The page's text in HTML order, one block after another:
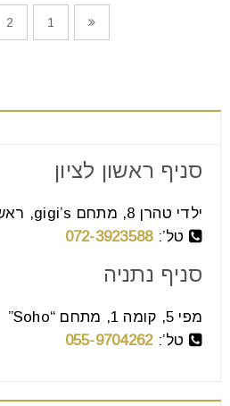
1
2
סניף ראשון לציון
ילדי טהרן 8, מתחם gigi’s, ראשון לציון
טל’:072-3923588
סניף נתניה
מפי 5, קומה 1, מתחם “Soho”
טל’:055-9704262